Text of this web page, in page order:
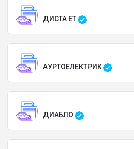
ДИСТА ЕТ
АУРТОЕЛЕКТРИК
ДИАБЛО